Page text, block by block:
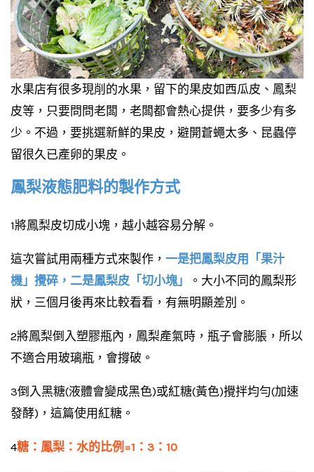
水果店有很多現削的水果，留下的果皮如西瓜皮、鳳梨
皮等，只要問問老闆，老闆都會熱心提供，要多少有多
少。不過，要挑選新鮮的果皮，避開蒼蠅太多、昆蟲停
留很久已產卵的果皮。
鳳梨液態肥料的製作方式
1將鳳梨皮切成小塊，越小越容易分解。
這次嘗試用兩種方式來製作， 一是把鳳梨皮用「果汁
機」攪碎，二是鳳梨皮「切小塊」
。大小不同的鳳梨形
狀，三個月後再來比較看看，有無明顯差別。
2將鳳梨倒入塑膠瓶內，鳳梨產氣時，瓶子會膨脹，所以
不適合用玻璃瓶，會撐破。
3倒入黑糖(液體會變成黑色)或紅糖(黃色)攪拌均勻(加速
發酵)，這篇使用紅糖。
4糖：鳳梨：水的比例=1：3：10